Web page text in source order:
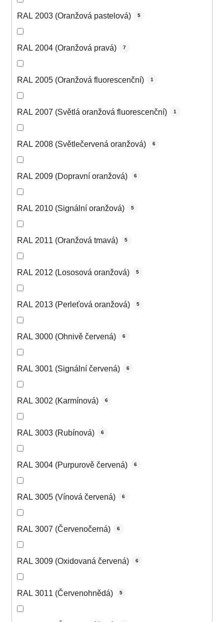
RAL 2003 (Oranžová pastelová) 5
RAL 2004 (Oranžová pravá) 7
RAL 2005 (Oranžová fluorescenční) 1
RAL 2007 (Světlá oranžová fluorescenční) 1
RAL 2008 (Světlečervená oranžová) 6
RAL 2009 (Dopravní oranžová) 6
RAL 2010 (Signální oranžová) 5
RAL 2011 (Oranžová tmavá) 5
RAL 2012 (Lososová oranžová) 5
RAL 2013 (Perleťová oranžová) 5
RAL 3000 (Ohnivě červená) 6
RAL 3001 (Signální červená) 6
RAL 3002 (Karmínová) 6
RAL 3003 (Rubínová) 6
RAL 3004 (Purpurově červená) 6
RAL 3005 (Vínová červená) 6
RAL 3007 (Červenočerná) 6
RAL 3009 (Oxidovaná červená) 6
RAL 3011 (Červenohnědá) 5